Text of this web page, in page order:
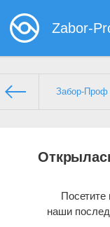
Zabor-
Забор-Проф
Посетите
наши